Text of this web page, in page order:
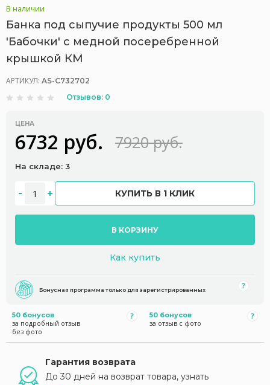
В наличии
Банка под сыпучие продукты 500 мл
'Бабочки' с медной посеребренной
крышкой КМ
АРТИКУЛ: AS-С732702
Отзывов: 0
ЦЕНА
6732 руб. 7920 руб.
На складе: 3
КУПИТЬ В 1 КЛИК
В КОРЗИНУ
Как купить
Бонусная программа только для зарегистрированных
50 бонусов
за подробный отзыв
без фото
50 бонусов
за отзыв с фото
Гарантия возврата
До 30 дней на возврат товара, узнать